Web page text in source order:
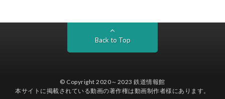
Back to Top
© Copyright 2020～2023鉄道情報館
本サイトに掲載されている動画の著作権は動画制作者様にあります。